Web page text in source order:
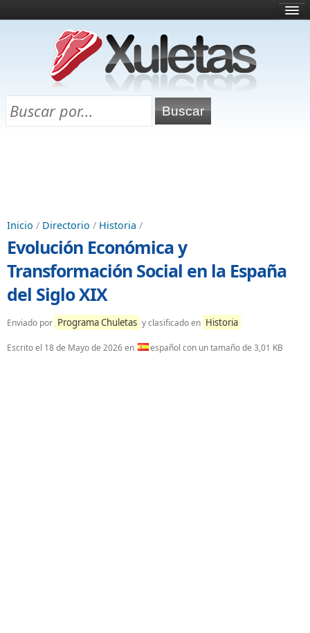
¿Qué es esto?
Directorio
Chuletas para exámenes
Inicio / Directorio / Historia /
Evolución Económica y
Transformación Social en la España
del Siglo XIX
Enviado por Programa Chuletas y clasificado en Historia
Escrito el 18 de Mayo de 2026en español con un tamaño de 3,01 KB